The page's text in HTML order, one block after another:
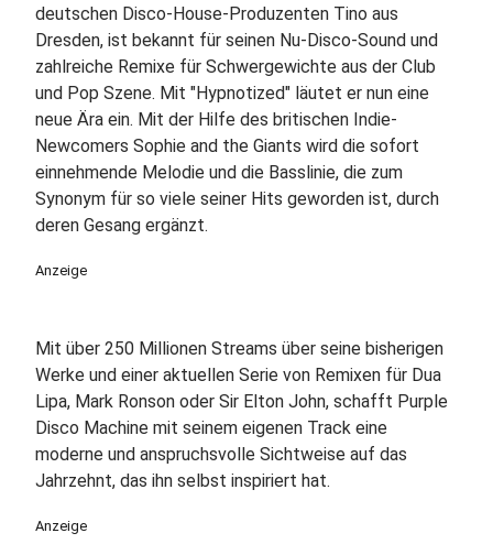
deutschen Disco-House-Produzenten Tino aus
Dresden, ist bekannt für seinen Nu-Disco-Sound und
zahlreiche Remixe für Schwergewichte aus der Club
und Pop Szene. Mit "Hypnotized" läutet er nun eine
neue Ära ein. Mit der Hilfe des britischen Indie-
Newcomers Sophie and the Giants wird die sofort
einnehmende Melodie und die Basslinie, die zum
Synonym für so viele seiner Hits geworden ist, durch
deren Gesang ergänzt.
Anzeige
Mit über 250 Millionen Streams über seine bisherigen
Werke und einer aktuellen Serie von Remixen für Dua
Lipa, Mark Ronson oder Sir Elton John, schafft Purple
Disco Machine mit seinem eigenen Track eine
moderne und anspruchsvolle Sichtweise auf das
Jahrzehnt, das ihn selbst inspiriert hat.
Anzeige